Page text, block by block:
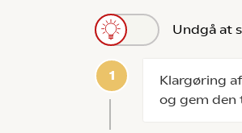
Undgå at
Klargøring
og gem den